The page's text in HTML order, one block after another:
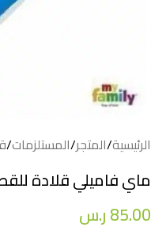
الرئيسية/المتجر/المستلزمات/
ماي فاميلي قلادة
85.00ر.س